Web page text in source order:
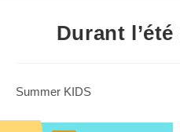
Durant
Summer KIDS